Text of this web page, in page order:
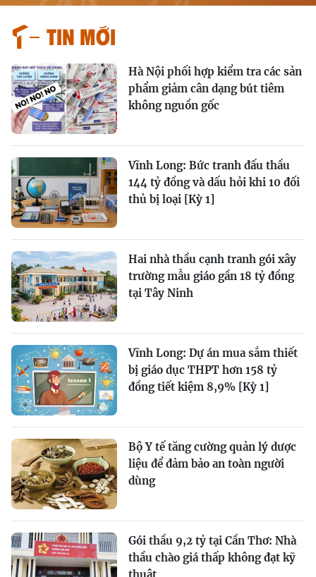
Tin mới
Hà Nội phối hợp kiểm tra các sản
phẩm giảm cân dạng bút tiêm
không nguồn gốc
Vĩnh Long: Bức tranh đấu thầu
144 tỷ đồng và dấu hỏi khi 10 đối
thủ bị loại [Kỳ 1]
Hai nhà thầu cạnh tranh gói xây
trường mẫu giáo gần 18 tỷ đồng
tại Tây Ninh
Vĩnh Long: Dự án mua sắm thiết
bị giáo dục THPT hơn 158 tỷ
đồng tiết kiệm 8,9% [Kỳ 1]
Bộ Y tế tăng cường quản lý dược
liệu để đảm bảo an toàn người
dùng
Gói thầu 9,2 tỷ tại Cần Thơ: Nhà
thầu chào giá thấp không đạt kỹ